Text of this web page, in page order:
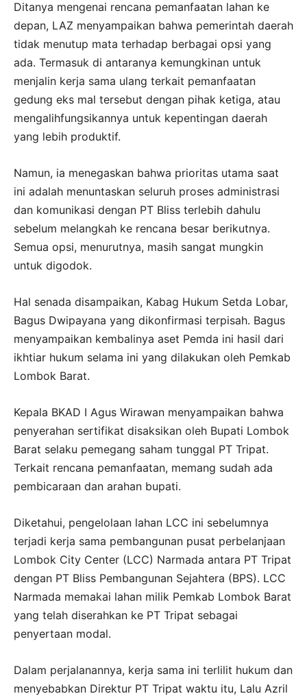
Ditanya mengenai rencana pemanfaatan lahan ke
depan, LAZ menyampaikan bahwa pemerintah daerah
tidak menutup mata terhadap berbagai opsi yang
ada. Termasuk di antaranya kemungkinan untuk
menjalin kerja sama ulang terkait pemanfaatan
gedung eks mal tersebut dengan pihak ketiga, atau
mengalihfungsikannya untuk kepentingan daerah
yang lebih produktif.
Namun, ia menegaskan bahwa prioritas utama saat
ini adalah menuntaskan seluruh proses administrasi
dan komunikasi dengan PT Bliss terlebih dahulu
sebelum melangkah ke rencana besar berikutnya.
Semua opsi, menurutnya, masih sangat mungkin
untuk digodok.
Hal senada disampaikan, Kabag Hukum Setda Lobar,
Bagus Dwipayana yang dikonfirmasi terpisah. Bagus
menyampaikan kembalinya aset Pemda ini hasil dari
ikhtiar hukum selama ini yang dilakukan oleh Pemkab
Lombok Barat.
Kepala BKAD I Agus Wirawan menyampaikan bahwa
penyerahan sertifikat disaksikan oleh Bupati Lombok
Barat selaku pemegang saham tunggal PT Tripat.
Terkait rencana pemanfaatan, memang sudah ada
pembicaraan dan arahan bupati.
Diketahui, pengelolaan lahan LCC ini sebelumnya
terjadi kerja sama pembangunan pusat perbelanjaan
Lombok City Center (LCC) Narmada antara PT Tripat
dengan PT Bliss Pembangunan Sejahtera (BPS). LCC
Narmada memakai lahan milik Pemkab Lombok Barat
yang telah diserahkan ke PT Tripat sebagai
penyertaan modal.
Dalam perjalanannya, kerja sama ini terlilit hukum dan
menyebabkan Direktur PT Tripat waktu itu, Lalu Azril